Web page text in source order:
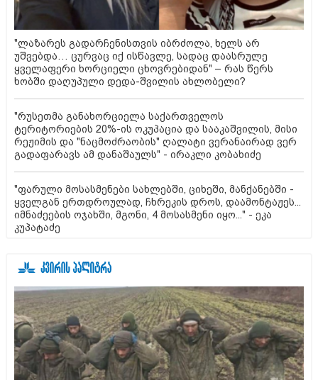
"ლაზარეს გადარჩენისთვის იბრძოლა, ხელს არ
უშვებდა… ცურვაც იქ ისწავლე, სადაც დაასრულე
ყველაფერი ხორციელი ცხოვრებიდან" – რას წერს
ხობში დაღუპული დედა-შვილის ახლობელი?
"რუსეთმა განახორციელა საქართველოს
ტერიტორიების 20%-ის ოკუპაცია და სააკაშვილის, მისი
რეჟიმის და "ნაცმოძრაობის" ღალატი ვერანაირად ვერ
გადაფარავს ამ დანაშაულს" - ირაკლი კობახიძე
"ფარული მოსასმენები სახლებში, ციხეში, მანქანებში -
ყველგან ერთდროულად, ჩხრეკის დროს, დაამონტაჟეს...
იმნაძეების ოჯახში, მგონი, 4 მოსასმენი იყო..." - ეკა
კუპატაძე